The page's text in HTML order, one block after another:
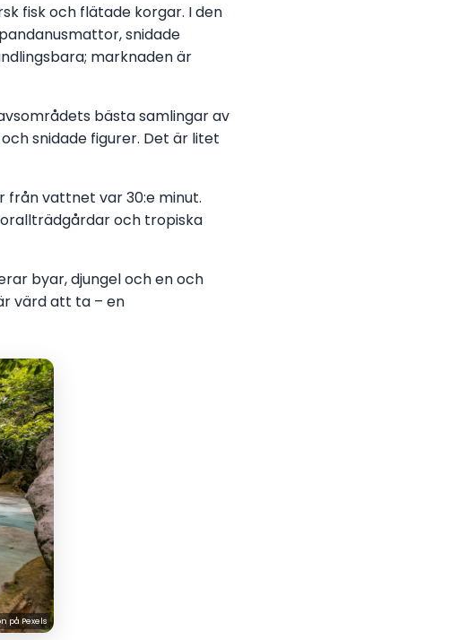
fisk och flätade korgar. I den
snidade
marknaden är
bästa samlingar av
snidade figurer. Det är litet
från vattnet var 30:e minut.
och tropiska
byar, djungel och en och
värd att ta – en
påPexels